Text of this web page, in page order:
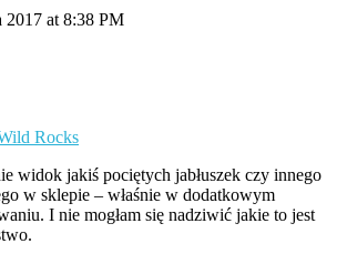
2017 at 8:38 PM
Rocks
widok jakiś pociętych jabłuszek czy innego
w sklepie – właśnie w dodatkowym
I nie mogłam się nadziwić jakie to jest